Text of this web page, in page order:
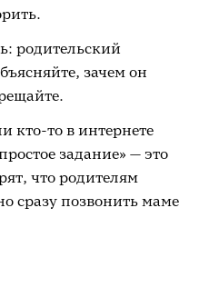
родительский
зачем он
кто-то в интернете
задание» — это
что родителям
сразу позвонить маме